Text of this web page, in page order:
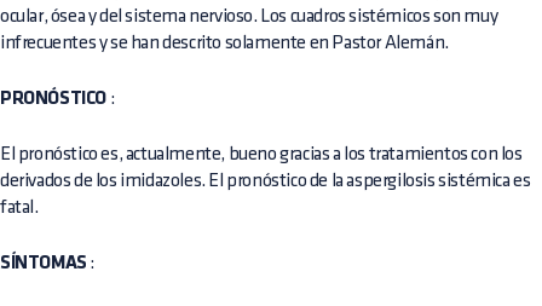
ocular, ósea y del sistema nervioso. Los cuadros sistémicos son muy
infrecuentes y se han descrito solamente en Pastor Alemán.
PRONÓSTICO :
El pronóstico es, actualmente, bueno gracias a los tratamientos con los
derivados de los imidazoles. El pronóstico de la aspergilosis sistémica es
fatal.
SÍNTOMAS :